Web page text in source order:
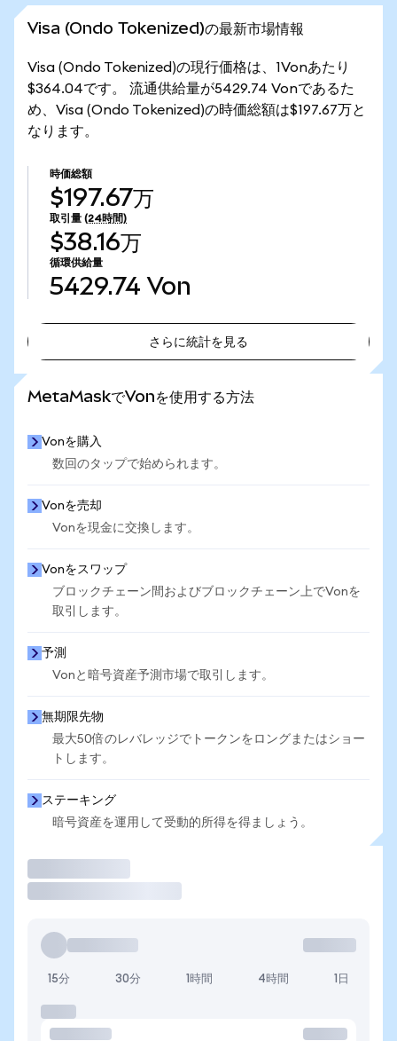
Visa (Ondo Tokenized)の最新市場情報
Visa (Ondo Tokenized)の現行価格は、1Vonあたり
$364.04です。 流通供給量が5429.74 Vonであるた
め、Visa (Ondo Tokenized)の時価総額は$197.67万と
なります。
時価総額
$197.67万
取引量 (24時間)
$38.16万
循環供給量
5429.74 Von
さらに統計を見る
MetaMaskでVonを使用する方法
Vonを購入
数回のタップで始められます。
Vonを売却
Vonを現金に交換します。
Vonをスワップ
ブロックチェーン間およびブロックチェーン上でVonを
取引します。
予測
Vonと暗号資産予測市場で取引します。
無期限先物
最大50倍のレバレッジでトークンをロングまたはショー
トします。
ステーキング
暗号資産を運用して受動的所得を得ましょう。
15分 30分 1時間 4時間 1日